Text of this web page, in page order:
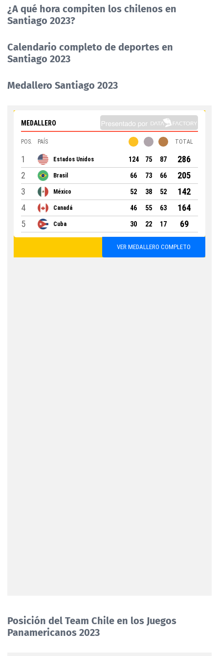
¿A qué hora compiten los chilenos en
Santiago 2023?
Calendario completo de deportes en
Santiago 2023
Medallero Santiago 2023
Posición del Team Chile en los Juegos
Panamericanos 2023